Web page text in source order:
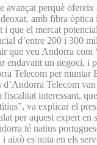
avançat perquè
amb fibra òptica
que el mercat
d’entre 200 i 300
que veu Andorra com
endavant un negoci, i
Telecom per muntar
d’Andorra Telecom
fiscalitat interessant,
va explicar el
per aquest expert en
té natius
això es nota en els